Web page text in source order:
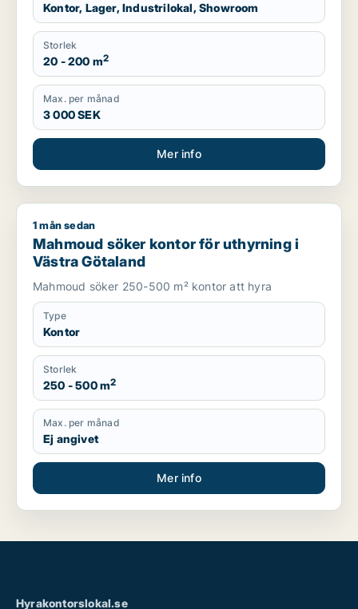
Kontor, Lager, Industrilokal, Showroom
Storlek
20 - 200 m2
Max. per månad
3 000 SEK
Mer info
Mahmoud söker kontor för uthyrning i Västra Götaland
1 mån sedan
Mahmoud söker kontor för uthyrning i
Västra Götaland
Mahmoud söker 250-500 m² kontor att hyra
Type
Kontor
Storlek
250 - 500 m2
Max. per månad
Ej angivet
Mer info
Hyrakontorslokal.se